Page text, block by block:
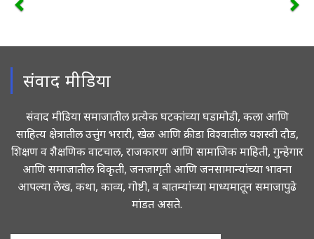
संवाद मीडिया
संवाद मीडिया समाजातील प्रत्येक घटकांच्या घडामोडी, कला आणि
साहित्य क्षेत्रातील उत्तुंग भरारी, खेळ आणि क्रीडा विश्वातील यशस्वी दौड,
शिक्षण व शैक्षणिक वाटचाल, राजकारण आणि सामाजिक माहिती, गुन्हेगार
आणि समाजातील विकृती, जनजागृती आणि जनसामान्यांच्या भावना
आपल्या लेख, कथा, काव्य, गोष्टी, व बातम्यांच्या माध्यमातून समाजापुढे
मांडत असते.